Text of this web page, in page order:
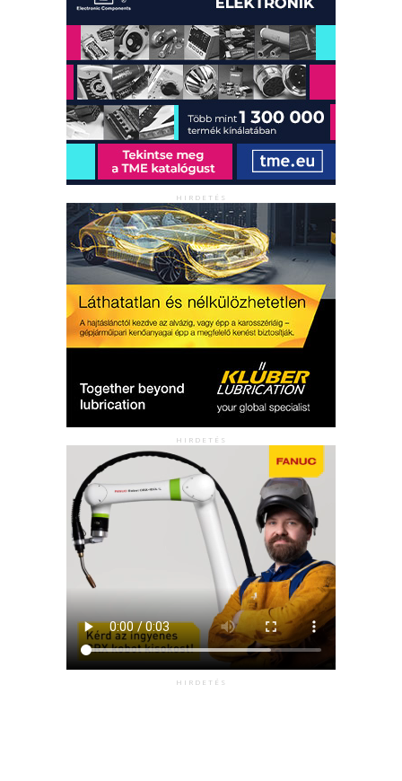
HIRDETÉS
HIRDETÉS
HIRDETÉS